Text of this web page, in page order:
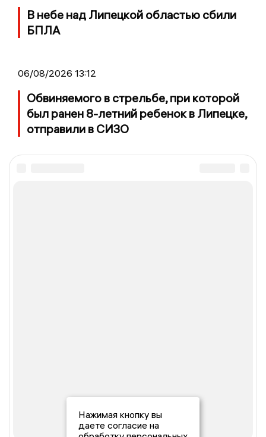
В небе над Липецкой областью сбили
БПЛА
06/08/2026 13:12
Обвиняемого в стрельбе, при которой
был ранен 8-летний ребенок в Липецке,
отправили в СИЗО
Нажимая кнопку вы
даете согласие на